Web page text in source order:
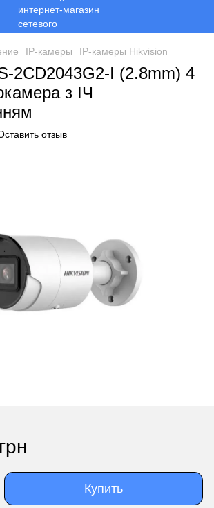
ІР-камеры ІР-камеры Hikvision
2CD2043G2-I (2.8mm) 4
з ІЧ
отзыв
Купить